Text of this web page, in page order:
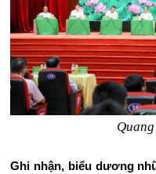
Ghi nhận, biểu dương